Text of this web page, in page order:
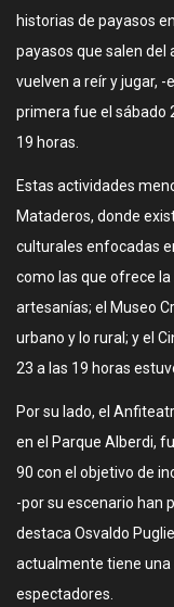
historias de payasos
payasos que salen del
vuelven a reír y jugar,
primera fue el sábado
19 horas.
Estas actividades
Mataderos, donde
culturales enfocadas
como las que ofrece
artesanías; el Museo
urbano y lo rural; y el
23 a las 19 horas
Por su lado, el
en el Parque Alberdi,
90 con el objetivo de
-por su escenario han
destaca Osvaldo
actualmente tiene una
espectadores.